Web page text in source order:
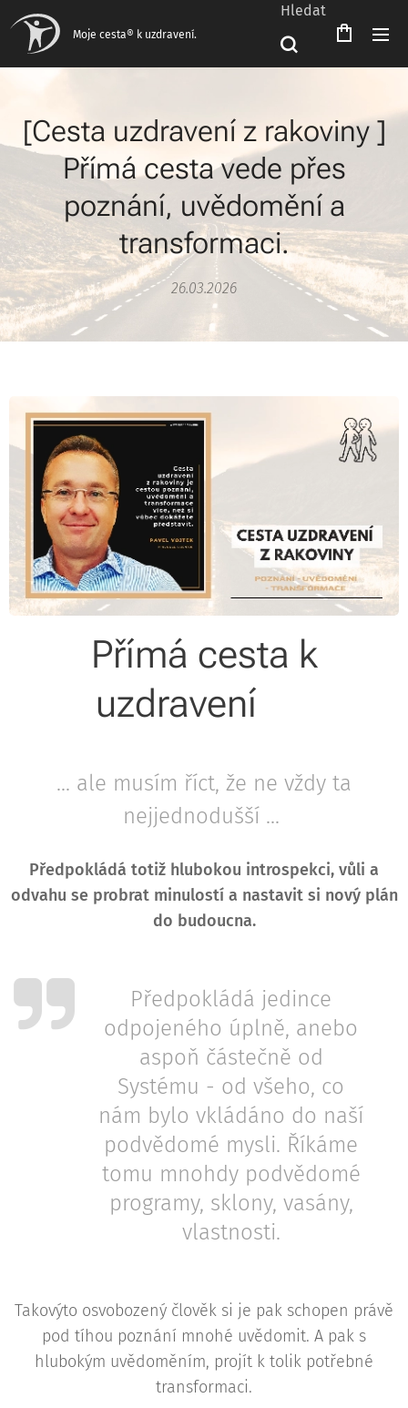
Moje cesta® k uzdravení.
Hledat
[Cesta uzdravení z rakoviny ]
Přímá cesta vede přes
poznání, uvědomění a
transformaci.
26.03.2026
Čeština‎
Přímá cesta k
uzdravení 🎗
... ale musím říct, že ne vždy ta
nejjednodušší ...
Předpokládá totiž hlubokou introspekci, vůli a
odvahu se probrat minulostí a nastavit si nový plán
do budoucna.
Předpokládá jedince
odpojeného úplně, anebo
aspoň částečně od
Systému - od všeho, co
nám bylo vkládáno do naší
podvědomé mysli. Říkáme
tomu mnohdy podvědomé
programy, sklony, vasány,
vlastnosti.
Takovýto osvobozený člověk si je pak schopen právě
pod tíhou poznání mnohé uvědomit. A pak s
hlubokým uvědoměním, projít k tolik potřebné
transformaci.